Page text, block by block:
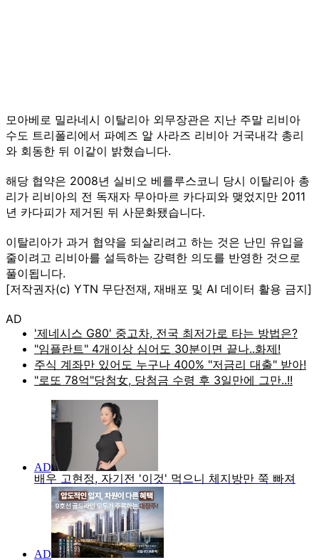
모아베로 밀라네시 이탈리아 외무장관은 지난 주말 리비아
수도 트리폴리에서 파예즈 알 사라즈 리비아 거국내각 총리
와 회동한 뒤 이같이 밝혔습니다.
해당 협약은 2008년 실비오 베를루스코니 당시 이탈리아 총
리가 리비아의 전 독재자 무아마르 카다피와 맺었지만 2011
년 카다피가 제거된 뒤 사문화됐습니다.
이탈리아가 과거 협약을 되살리려고 하는 것은 난민 유입을
줄이려고 리비아를 설득하는 강력한 의도를 반영한 것으로
풀이됩니다.
[저작권자(c) YTN 무단전재, 재배포 및 AI 데이터 활용 금지]
AD